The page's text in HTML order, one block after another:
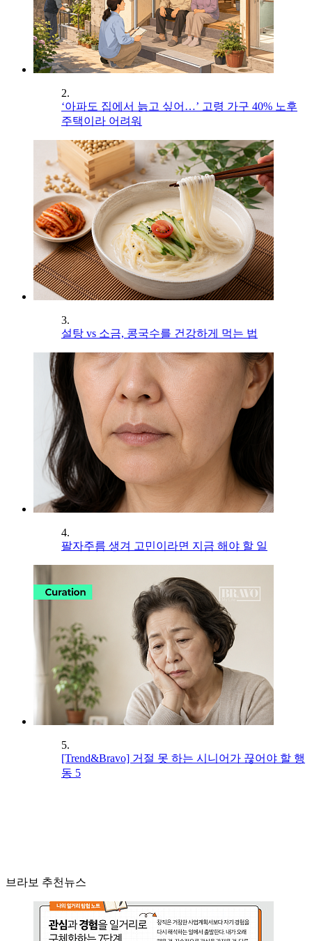
2.
‘아파도 집에서 늙고 싶어…’ 고령 가구 40% 노후
주택이라 어려워
3.
설탕 vs 소금, 콩국수를 건강하게 먹는 법
4.
팔자주름 생겨 고민이라면 지금 해야 할 일
5.
[Trend&Bravo] 거절 못 하는 시니어가 끊어야 할 행
동 5
브라보 추천뉴스